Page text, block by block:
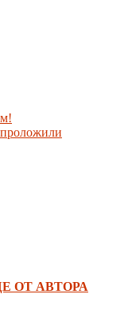
ОТ АВТОРА